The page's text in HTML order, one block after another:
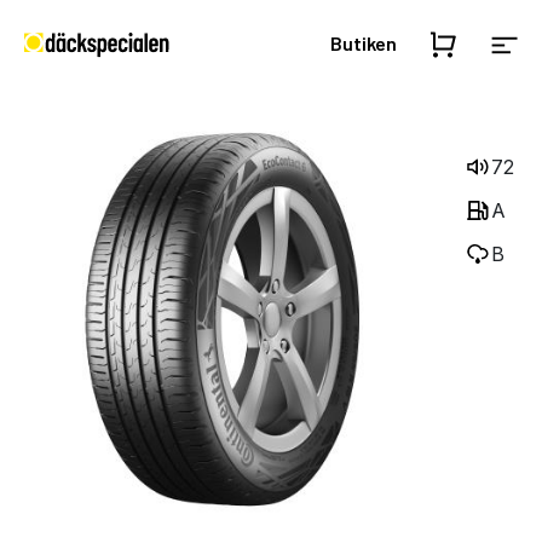
Butiken
72
A
B